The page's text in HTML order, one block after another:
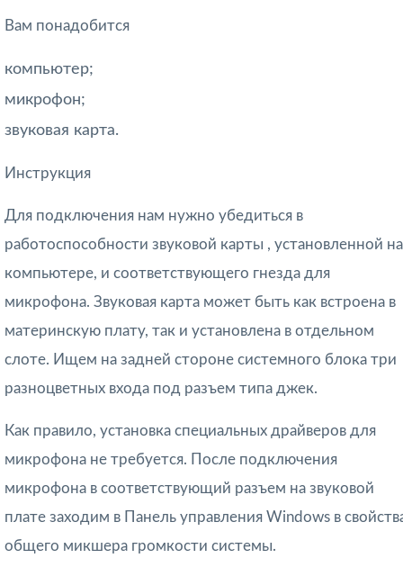
Вам понадобится
компьютер;
микрофон;
звуковая карта.
Инструкция
Для подключения нам нужно убедиться в
работоспособности звуковой карты , установленной на
компьютере, и соответствующего гнезда для
микрофона. Звуковая карта может быть как встроена в
материнскую плату, так и установлена в отдельном
слоте. Ищем на задней стороне системного блока три
разноцветных входа под разъем типа джек.
Как правило, установка специальных драйверов для
микрофона не требуется. После подключения
микрофона в соответствующий разъем на звуковой
плате заходим в Панель управления Windows в
общего микшера громкости системы.